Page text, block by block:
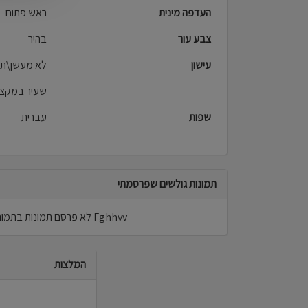
העדפה מינית
ראש פתוח
צבע עור
בהיר
עישון
לא מעשן\ת
שעיר
שפות
עברית
תמונות גולשים שפרסמתי
Fghhvv לא פרסם תמונות בתמונות גולשים.
המלצות